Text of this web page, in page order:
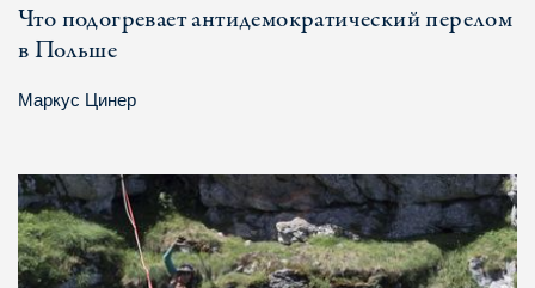
Что подогревает антидемократический перелом
в Польше
Маркус Цинер